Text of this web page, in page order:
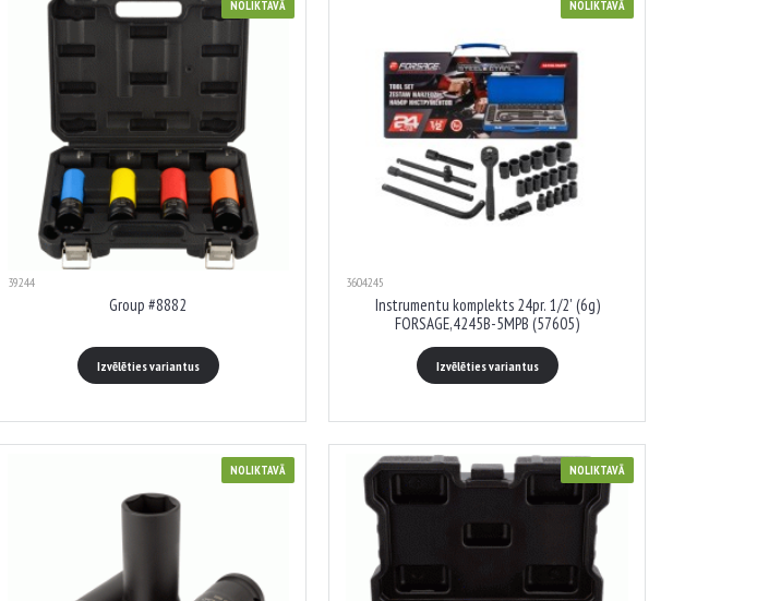
NOLIKTAVĀ
39244
Group #8882
Izvēlēties variantus
NOLIKTAVĀ
3604245
Instrumentu komplekts 24pr. 1/2' (6g)
FORSAGE,4245B-5MPB (57605)
Izvēlēties variantus
NOLIKTAVĀ NOLIKTAVĀ